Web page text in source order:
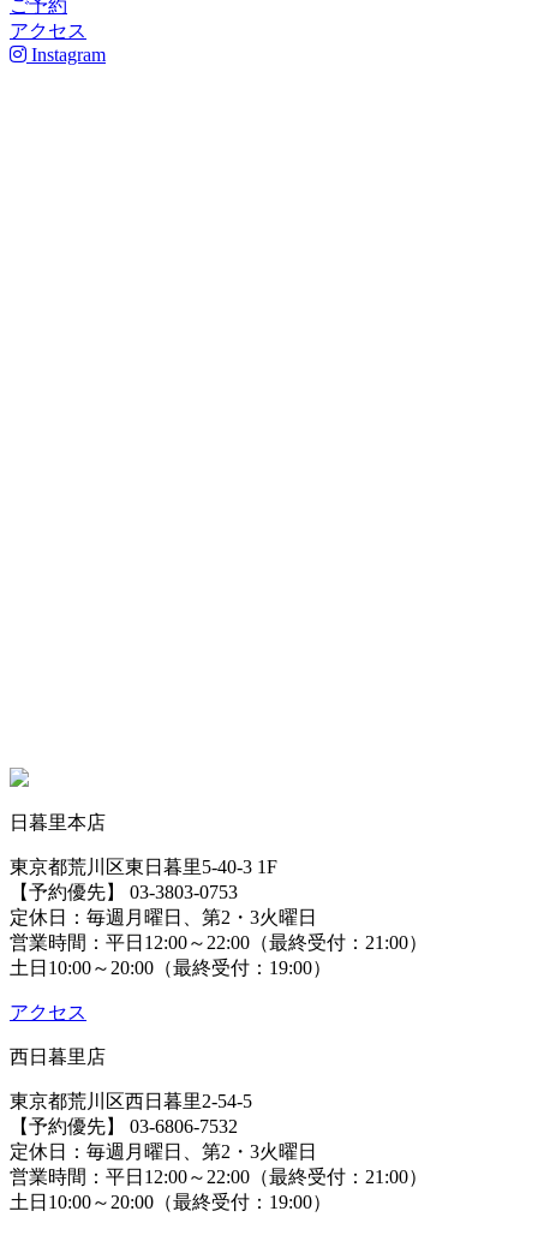
ご予約
アクセス
Instagram
日暮里本店
東京都荒川区東日暮里5-40-3 1F
【予約優先】 03-3803-0753
定休日：毎週月曜日、第2・3火曜日
営業時間：平日12:00～22:00（最終受付：21:00）
土日10:00～20:00（最終受付：19:00）
アクセス
西日暮里店
東京都荒川区西日暮里2-54-5
【予約優先】 03-6806-7532
定休日：毎週月曜日、第2・3火曜日
営業時間：平日12:00～22:00（最終受付：21:00）
土日10:00～20:00（最終受付：19:00）